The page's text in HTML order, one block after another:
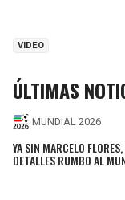
VIDEO
ÚLTIMAS
MUNDIAL 2026
YA SIN MARCELO
DETALLES RUMBO AL